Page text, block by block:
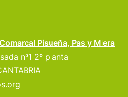
Pisueña, Pas y Miera
nº1 2º planta